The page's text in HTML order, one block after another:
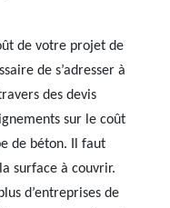
de votre projet de
de s’adresser à
des devis
sur le coût
de béton. Il faut
surface à couvrir.
d’entreprises de